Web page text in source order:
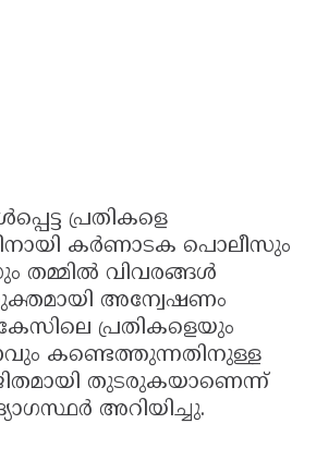
പ്രതികളെ
കർണാടക പൊലീസും
തമ്മിൽ വിവരങ്ങൾ
അന്വേഷണം
പ്രതികളെയും
കണ്ടെത്തുന്നതിനുള്ള
തുടരുകയാണെന്ന്
അറിയിച്ചു.